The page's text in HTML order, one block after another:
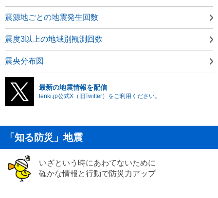
震源地ごとの地震発生回数
震度3以上の地域別観測回数
震央分布図
最新の地震情報を配信
tenki.jp公式X（旧Twitter）をご利用ください。
「知る防災」地震
いざという時にあわてないために
確かな情報と行動で防災力アップ